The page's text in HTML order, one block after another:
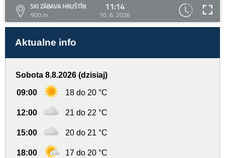
SKI ZÁBAVA HRUŠTÍN
900 m
11:14
10. 6. 2026
Aktualne info
Sobota 8.8.2026 (dzisiaj)
09:00 18 do 20 °C
12:00 21 do 22 °C
15:00 20 do 21 °C
18:00 17 do 20 °C